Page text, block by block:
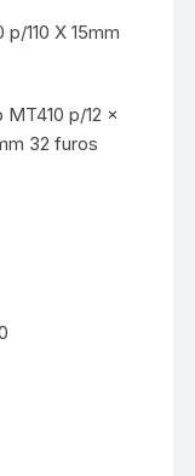
110 X 15mm
MT410 p/12 x
32 furos